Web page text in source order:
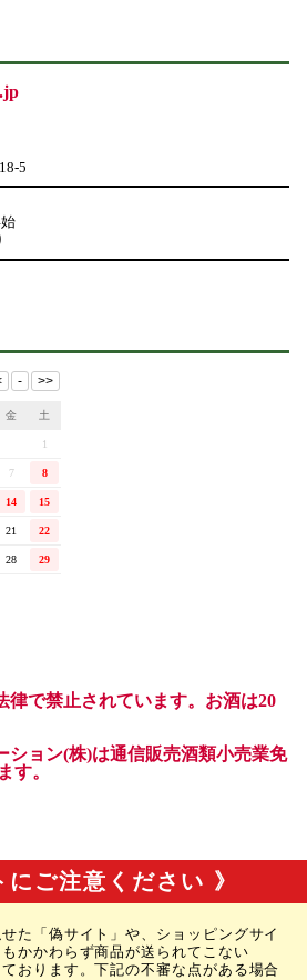
にご注意ください 》
た「偽サイト」や、ショッピングサイ
かかわらず商品が送られてこない
ております。下記の不審な点がある場合